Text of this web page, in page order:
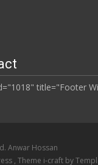
title="Footer
Anwar Hossan
, Theme i-craft by